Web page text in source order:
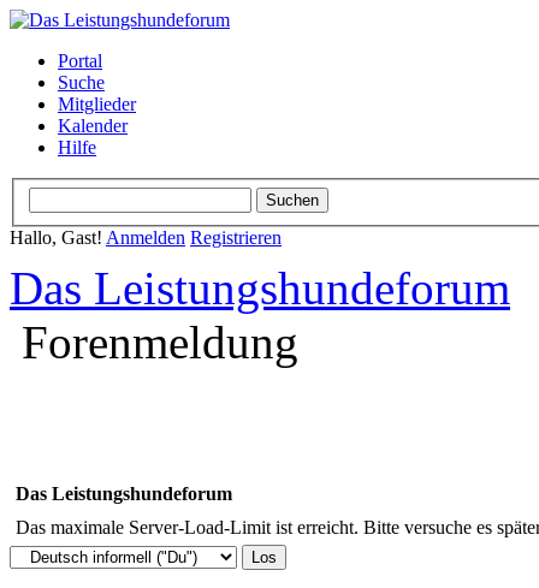
Portal
Suche
Mitglieder
Kalender
Hilfe
Hallo, Gast! Anmelden Registrieren
Das Leistungshundeforum
Forenmeldung
Das Leistungshundeforum
Das maximale Server-Load-Limit ist erreicht. Bitte versuche es